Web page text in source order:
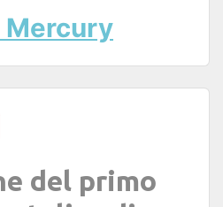
Mercury
del primo